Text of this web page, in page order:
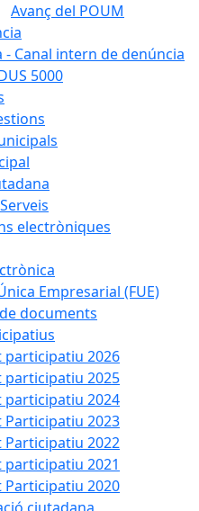
Avanç del POUM
- Canal intern de denúncia
5000
electròniques
Empresarial (FUE)
documents
participatiu 2026
participatiu 2025
participatiu 2024
Participatiu 2023
Participatiu 2022
participatiu 2021
Participatiu 2020